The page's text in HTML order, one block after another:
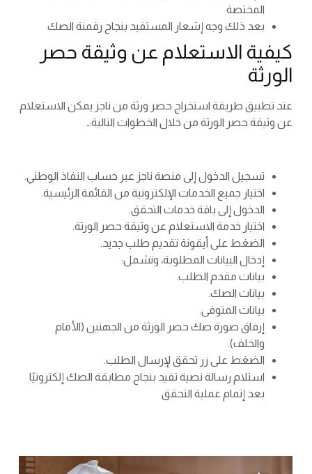
المختصة
بعد ذلك وجه إشعار المستفيد بنجاح رقمنة الصك
كيفية الاستعلام عن وثيقة حصر
الورثة
عند تطبيق طريقة استخراج حصر ورثة من ناجز يمكن الاستعلام
عن وثيقة حصر الورثة من خلال الخطوات التالية:ـ
تسجيل الدخول إلى منصة ناجز عبر حساب النفاذ الوطني.
اختيار جميع الخدمات الإلكترونية من القائمة الرئيسية.
الدخول إلى باقة خدمات التحقق.
اختيار خدمة الاستعلام عن وثيقة حصر الورثة.
الضغط على أيقونة تقديم طلب جديد.
إدخال البيانات المطلوبة، وتشمل:
بيانات مقدم الطلب.
بيانات الصك.
بيانات المتوفى.
إرفاق صورة صك حصر الورثة من الجهتين (الأمام
والخلف).
الضغط على زر تحقق لإرسال الطلب.
استلام رسالة نصية تفيد بنجاح مطابقة الصك إلكترونيًا
بعد إتمام عملية التحقق